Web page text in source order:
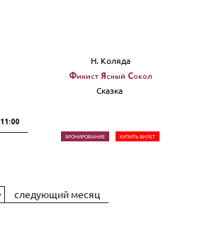
11:00
Н. Коляда
Финист Ясный Сокол
Сказка
БРОНИРОВАНИЕ КУПИТЬ БИЛЕТ
следующий месяц